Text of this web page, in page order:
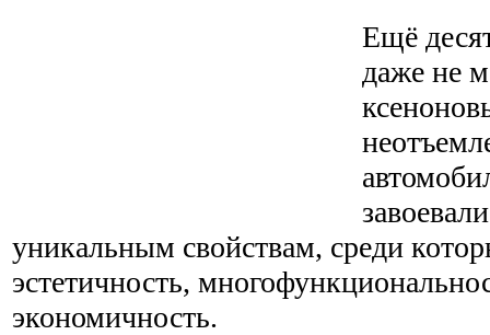
Ещё
даже не
уникальным свойствам, среди
эстетичность,
экономичность.